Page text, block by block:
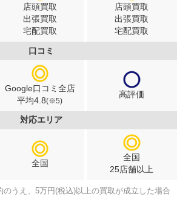
口コミ
対応エリア
店頭買取
出張買取
宅配買取
Google口コミ全店
平均4.8(※5)
全国
店頭買取
出張買取
宅配買取
高評価
全国
25店舗以上
うえ、5万円(税込)以上の買取が成立した場合